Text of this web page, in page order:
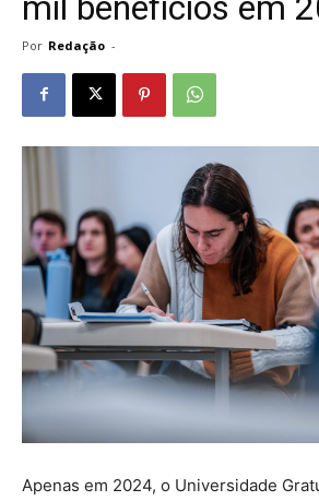
Por Redação -
Apenas em 2024, o Universidade